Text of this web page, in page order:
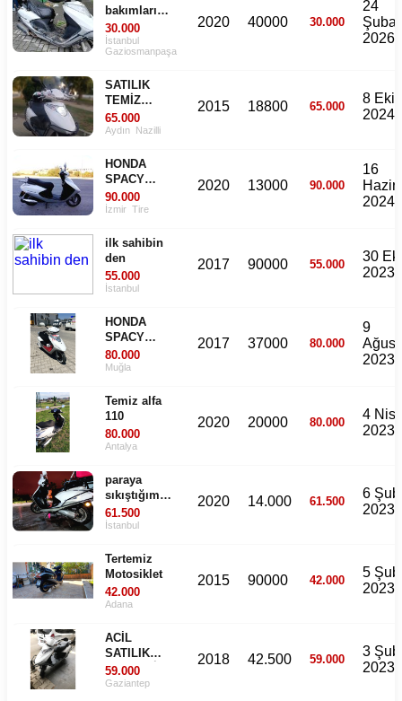
bakımları
yeni yapıldı
muayenesi
yeni hic bir
satışa hazır
30.000
İstanbul
Gaziosmanpaşa
2020 40000 30.000
24
Şubat
2026
SATILIK
TEMİZ
HONDA
65.000
Aydın Nazilli
2015 18800 65.000
8
2024
HONDA
SPACY
ALPHA 110
90.000
İzmir Tire
2020 13000 90.000
16
2024
ilk sahibin
den
55.000
İstanbul
2017 90000 55.000
30
2023
HONDA
SPACY
ALPHA 2017
80.000
Muğla
2017 37000 80.000
9
2023
Temiz alfa
110
80.000
Antalya
2020 20000 80.000
4
2023
paraya
sıkıştığım
icin satılıktır
61.500
İstanbul
2020 14.000 61.500
6
2023
Tertemiz
Motosiklet
42.000
Adana
2015 90000 42.000
5
2023
ACİL
SATILIK
TERTEMİZ
HONDA
59.000
Gaziantep
2018 42.500 59.000
3
2023